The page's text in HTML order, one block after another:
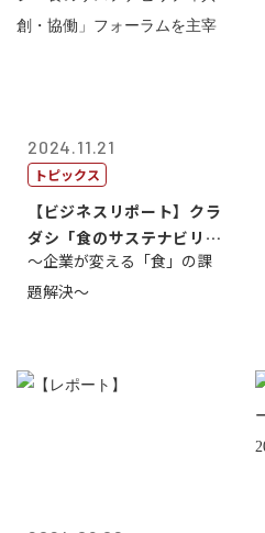
2024.11.21
トピックス
【ビジネスリポート】クラ
ダシ「食のサステナビリテ
ィ共創・協働...
～企業が変える「食」の課
題解決～